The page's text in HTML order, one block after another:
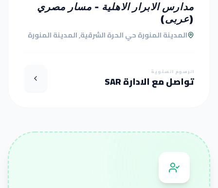
مدارس الابرار الاهلية - مسار مصري
(عربى)
المدينة المنورة حي الحرة الشرقية, المدينة المنورة
الرسوم السنوية
تواصل مع الادارة SAR